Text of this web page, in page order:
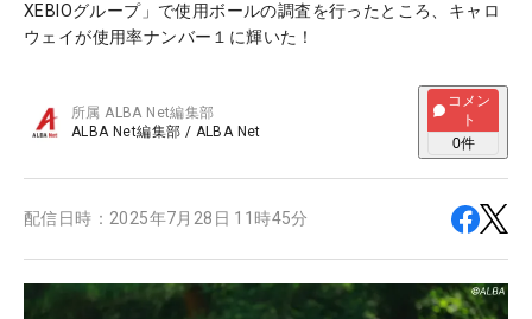
XEBIOグループ」で使用ボールの調査を行ったところ、キャロ
ウェイが使用率ナンバー１に輝いた！
所属ALBA Net編集部
ALBA Net編集部 / ALBA Net
コメン
ト
0件
配信日時： 2025年7月28日 11時45分